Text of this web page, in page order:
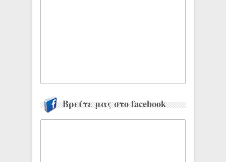
Βρείτε μας στο facebook